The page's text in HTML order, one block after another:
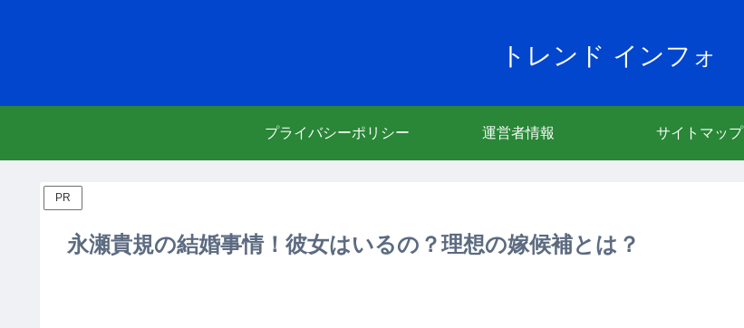
トレンド インフォ
プライバシーポリシー 運営者情報 サイトマップ
PR
永瀬貴規の結婚事情！彼女はいるの？理想の嫁候補とは？